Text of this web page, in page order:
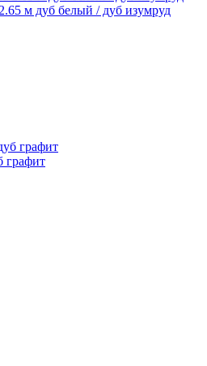
м дуб белый / дуб изумруд
графит